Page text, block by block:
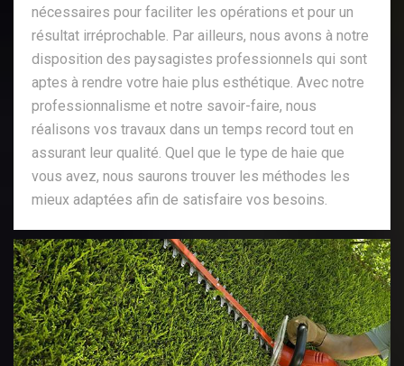
nécessaires pour faciliter les opérations et pour un
résultat irréprochable. Par ailleurs, nous avons à notre
disposition des paysagistes professionnels qui sont
aptes à rendre votre haie plus esthétique. Avec notre
professionnalisme et notre savoir-faire, nous
réalisons vos travaux dans un temps record tout en
assurant leur qualité. Quel que le type de haie que
vous avez, nous saurons trouver les méthodes les
mieux adaptées afin de satisfaire vos besoins.